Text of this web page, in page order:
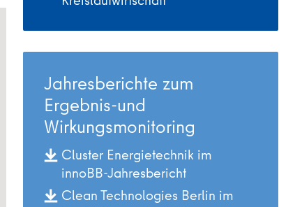
Jahresberichte zum
Ergebnis-und
Wirkungsmonitoring
Cluster Energietechnik im
innoBB-Jahresbericht
Clean Technologies Berlin im